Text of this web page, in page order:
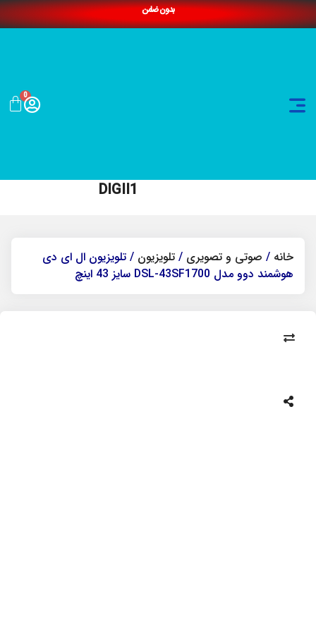
بدون ضامن
0
DIGII1
خانه / صوتی و تصویری / تلویزیون / تلویزیون ال ای دی
هوشمند دوو مدل DSL-43SF1700 سایز 43 اینچ